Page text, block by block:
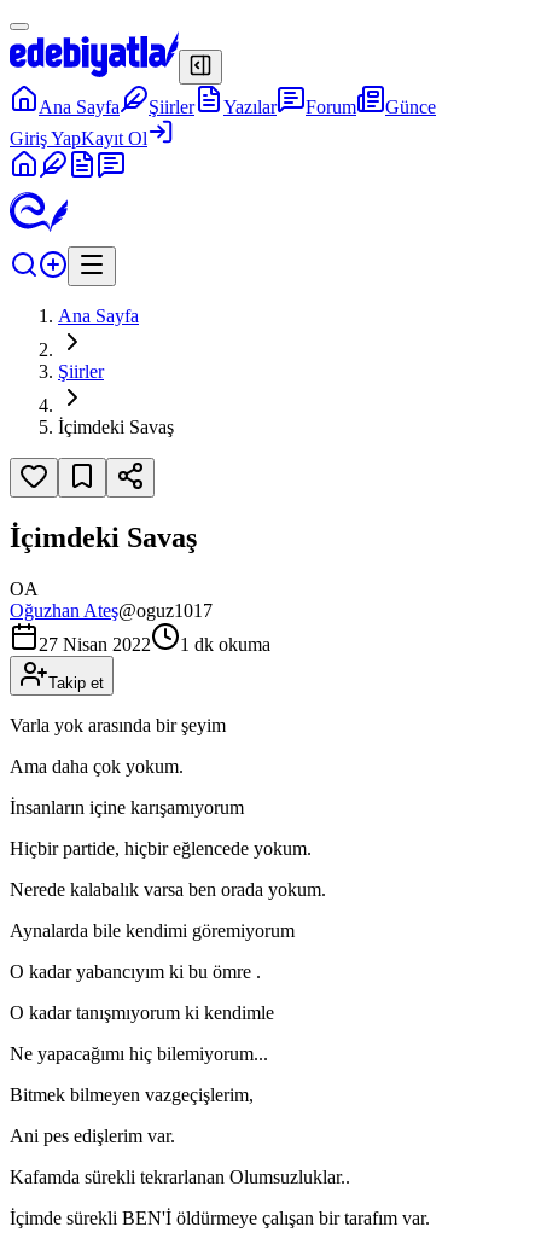
Ana Sayfa Şiirler Yazılar Forum
Günce
Giriş YapKayıt Ol
Ana Sayfa
Şiirler
İçimdeki Savaş
İçimdeki Savaş
OA
Oğuzhan Ateş@oguz1017
27 Nisan 2022
1 dk okuma
Takip et
Varla yok arasında bir şeyim
Ama daha çok yokum.
İnsanların içine karışamıyorum
Hiçbir partide, hiçbir eğlencede yokum.
Nerede kalabalık varsa ben orada yokum.
Aynalarda bile kendimi göremiyorum
O kadar yabancıyım ki bu ömre .
O kadar tanışmıyorum ki kendimle
Ne yapacağımı hiç bilemiyorum...
Bitmek bilmeyen vazgeçişlerim,
Ani pes edişlerim var.
Kafamda sürekli tekrarlanan Olumsuzluklar..
İçimde sürekli BEN'İ öldürmeye çalışan bir tarafım var.